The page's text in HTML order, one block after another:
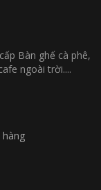
Bàn ghế cà phê,
ngoài trời....
hàng